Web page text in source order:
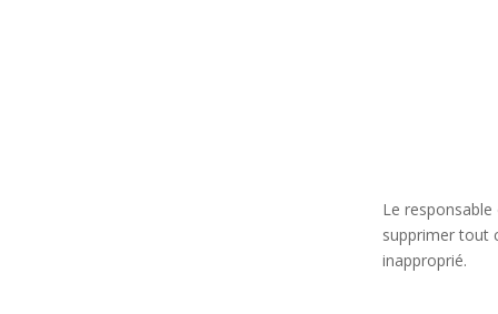
Le
supprimer tout
inapproprié.